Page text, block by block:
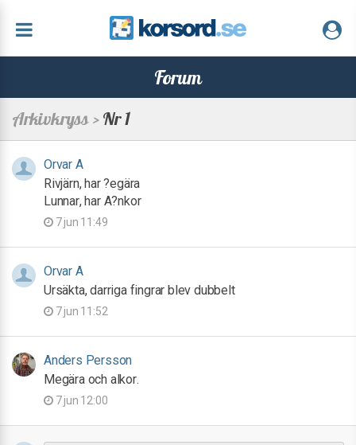
Forum
Arkivkryss >Nr 1
Orvar A
Rivjärn, har ?egära
Lunnar, har A?nkor
7 jun 11:49
Orvar A
Ursäkta, darriga fingrar blev dubbelt
7 jun 11:52
Anders Persson
Megära och alkor.
7 jun 12:00